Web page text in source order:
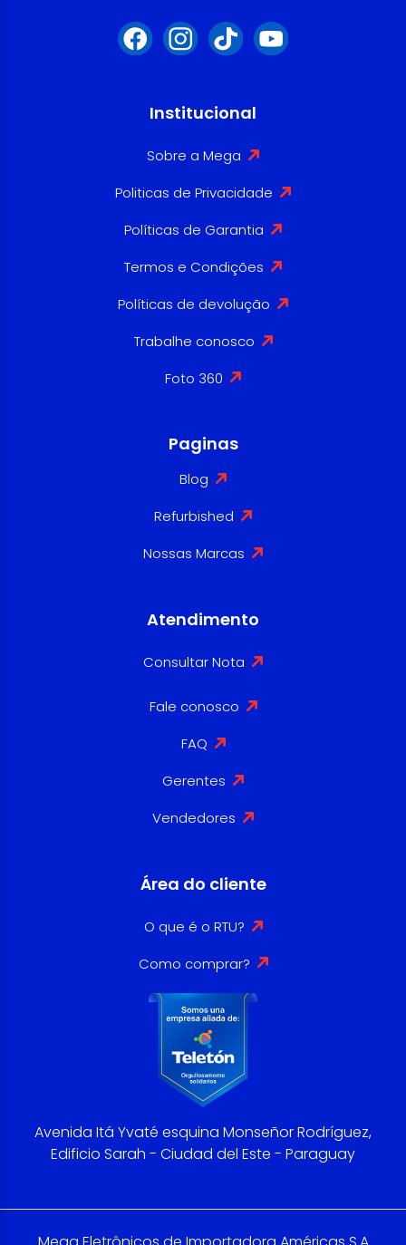
Institucional
Sobre a Mega
Politicas de Privacidade
Políticas de Garantia
Termos e Condições
Políticas de devolução
Trabalhe conosco
Foto 360
Paginas
Blog
Refurbished
Nossas Marcas
Atendimento
Consultar Nota
Fale conosco
FAQ
Gerentes
Vendedores
Área do cliente
O que é o RTU?
Como comprar?
Avenida Itá Yvaté esquina Monseñor Rodríguez,
Edificio Sarah - Ciudad del Este - Paraguay